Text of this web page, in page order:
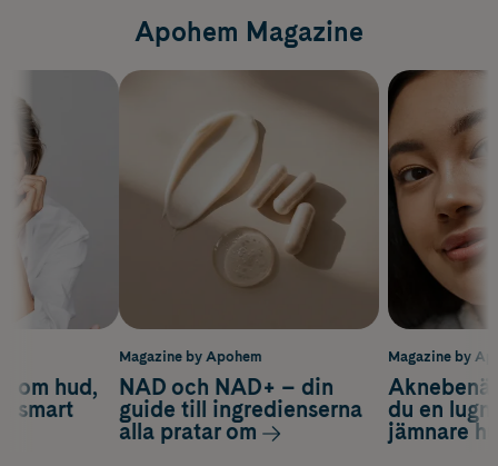
Apohem Magazine
Magazine by
du en
jämnare
om hud,
smart
Magazine by Apohem
NAD och NAD+ – din
guide till ingredienserna
alla pratar om